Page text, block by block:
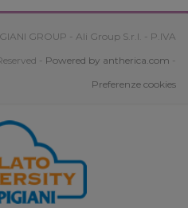
GROUP - Ali Group S.r.l. - P.IVA
- Powered by antherica.com -
Preferenze cookies